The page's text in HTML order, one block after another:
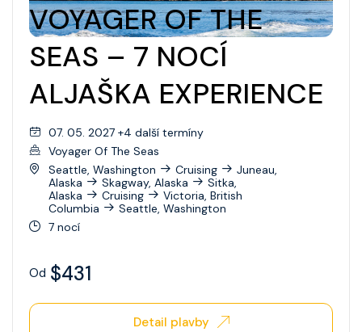
VOYAGER OF THE
SEAS – 7 NOCÍ
ALJAŠKA EXPERIENCE
07. 05. 2027 +4 další termíny
Voyager Of The Seas
Seattle, Washington
Cruising
Juneau,
Alaska
Skagway, Alaska
Sitka,
Alaska
Cruising
Victoria, British
Columbia
Seattle, Washington
7 nocí
Od $431
Detail plavby